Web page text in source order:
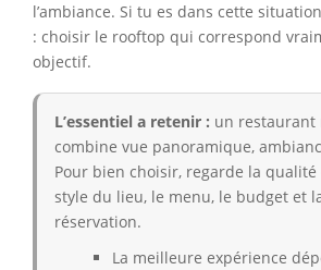
l’ambiance. Si tu es dans cette
: choisir le rooftop qui correspond
objectif.
L’essentiel a retenir : un restaurant
combine vue panoramique,
Pour bien choisir, regarde la qualité
style du lieu, le menu, le budget et
réservation.
La meilleure expérience